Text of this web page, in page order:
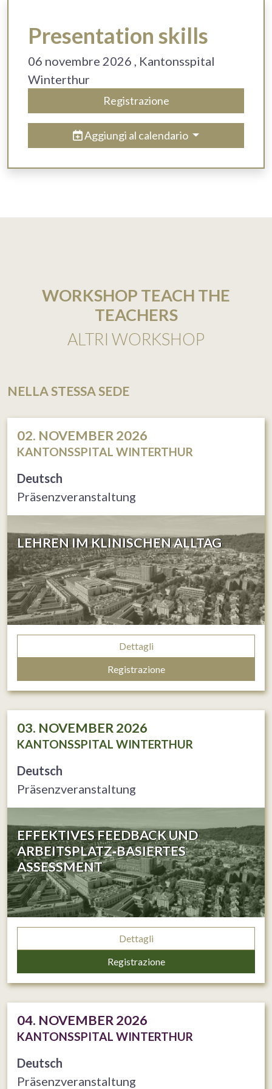
Presentation skills
06 novembre 2026
, Kantonsspital
Winterthur
Registrazione
Aggiungi al calendario
WORKSHOP TEACH THE
TEACHERS
ALTRI WORKSHOP
NELLA STESSA SEDE
02. NOVEMBER 2026
KANTONSSPITAL WINTERTHUR
Deutsch
Präsenzveranstaltung
LEHREN IM KLINISCHEN ALLTAG
Dettagli
Registrazione
03. NOVEMBER 2026
KANTONSSPITAL WINTERTHUR
Deutsch
Präsenzveranstaltung
EFFEKTIVES FEEDBACK UND
ARBEITSPLATZ‐BASIERTES
ASSESSMENT
Dettagli
Registrazione
04. NOVEMBER 2026
KANTONSSPITAL WINTERTHUR
Deutsch
Präsenzveranstaltung